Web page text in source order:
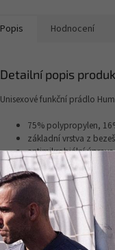
Popis Hodnocení
Detailní popis
Unisexové funkční prádlo
75% polypropylen,
základní vrstva z
antimikrobiální úprava
znaky a logo hummel